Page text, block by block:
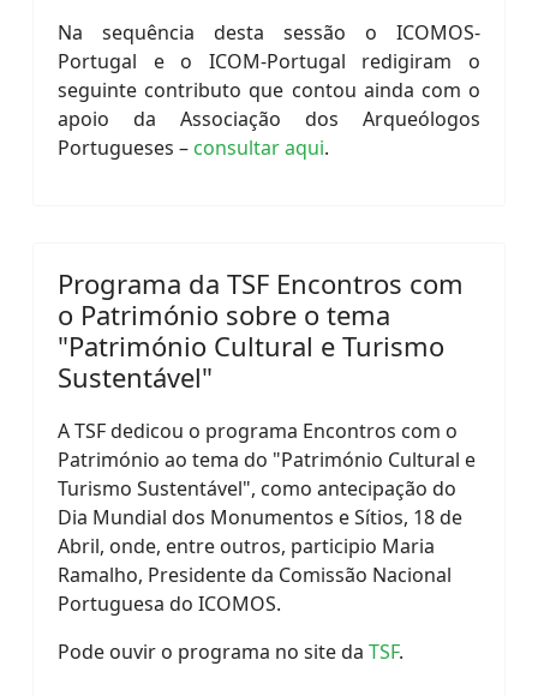
Na sequência desta sessão o ICOMOS-
Portugal e o ICOM-Portugal redigiram o
seguinte contributo que contou ainda com o
apoio da Associação dos Arqueólogos
Portugueses – consultar aqui.
Programa da TSF Encontros com
o Património sobre o tema
"Património Cultural e Turismo
Sustentável"
A TSF dedicou o programa Encontros com o
Património ao tema do "Património Cultural e
Turismo Sustentável", como antecipação do
Dia Mundial dos Monumentos e Sítios, 18 de
Abril, onde, entre outros, participio Maria
Ramalho, Presidente da Comissão Nacional
Portuguesa do ICOMOS.
Pode ouvir o programa no site da TSF.